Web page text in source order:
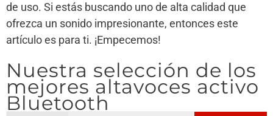
de uso. Si estás buscando uno de alta calidad que
ofrezca un sonido impresionante, entonces este
artículo es para ti. ¡Empecemos!
Nuestra selección de los
mejores altavoces activo
Bluetooth